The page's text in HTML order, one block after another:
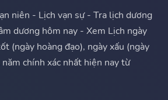
niên - Lịch vạn sự - Tra lịch dương
dương hôm nay - Xem Lịch ngày
(ngày hoàng đạo), ngày xấu (ngày
chính xác nhất hiện nay từ